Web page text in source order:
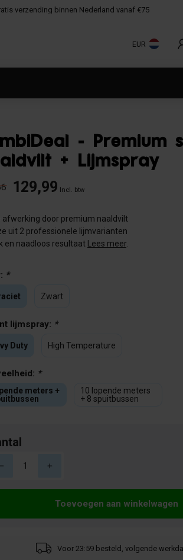
verzending binnen Nederland vanaf €75
EUR
- Premium
+ Lijmspray
129,99 Incl. btw
afwerking door premium naaldvilt
uit 2 professionele lijmvarianten
en naadloos resultaat
Lees meer
*
Zwart
lijmspray: *
Duty High Temperature
*
meters +
10 lopende meters
+ 8 spuitbussen
Toevoegen aan winkelwagen
Voor 23:59 besteld, volgende